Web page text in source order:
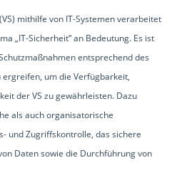
mithilfe von IT-Systemen verarbeitet
„IT-Sicherheit“ an Bedeutung. Es ist
entsprechend des
um die Verfügbarkeit,
der VS zu gewährleisten. Dazu
als auch organisatorische
und Zugriffskontrolle, das sichere
Daten sowie die Durchführung von